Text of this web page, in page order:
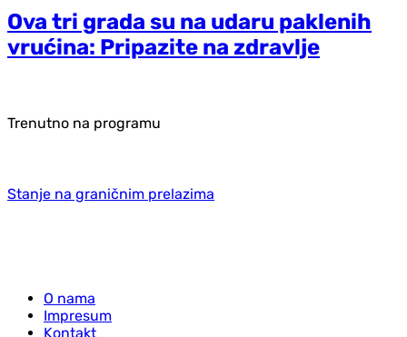
Ova tri grada su na udaru paklenih
vrućina: Pripazite na zdravlje
Trenutno na programu
Stanje na graničnim prelazima
O nama
Impresum
Kontakt